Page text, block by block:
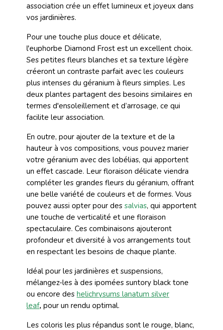
association crée un effet lumineux et joyeux dans
vos jardinières.
Pour une touche plus douce et délicate,
l'euphorbe Diamond Frost est un excellent choix.
Ses petites fleurs blanches et sa texture légère
créeront un contraste parfait avec les couleurs
plus intenses du géranium à fleurs simples. Les
deux plantes partagent des besoins similaires en
termes d'ensoleillement et d’arrosage, ce qui
facilite leur association.
En outre, pour ajouter de la texture et de la
hauteur à vos compositions, vous pouvez marier
votre géranium avec des lobélias, qui apportent
un effet cascade. Leur floraison délicate viendra
compléter les grandes fleurs du géranium, offrant
une belle variété de couleurs et de formes. Vous
pouvez aussi opter pour des salvias, qui apportent
une touche de verticalité et une floraison
spectaculaire. Ces combinaisons ajouteront
profondeur et diversité à vos arrangements tout
en respectant les besoins de chaque plante.
Idéal pour les jardinières et suspensions,
mélangez-les à des ipomées suntory black tone
ou encore des helichrysums lanatum silver
leaf, pour un rendu optimal.
Les coloris les plus répandus sont le rouge, blanc,